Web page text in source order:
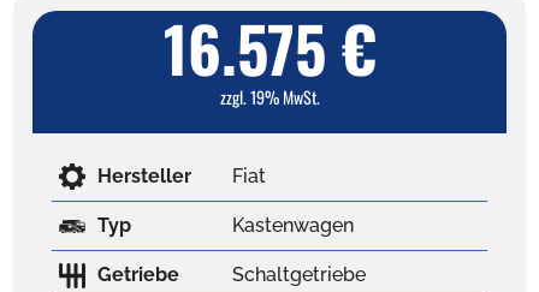
16.575 €
zzgl. 19% MwSt.
Hersteller Fiat
Typ Kastenwagen
Getriebe Schaltgetriebe